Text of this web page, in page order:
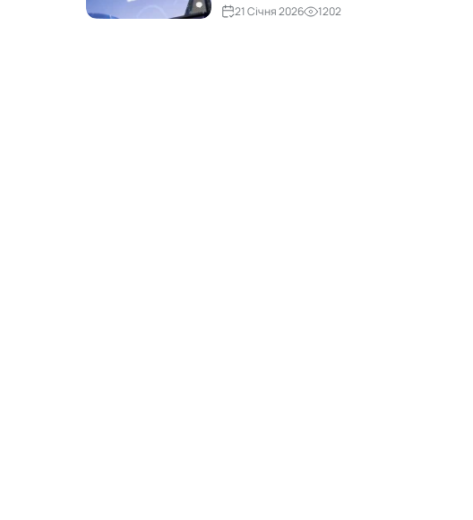
21 Січня 2026 1202